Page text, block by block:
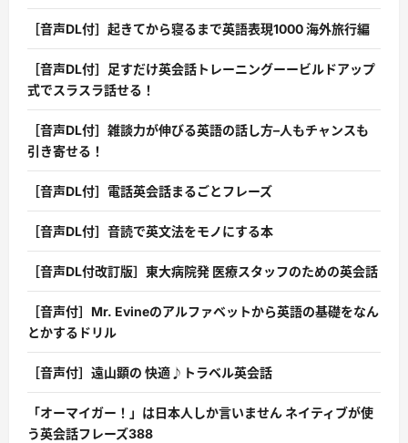
［音声DL付］起きてから寝るまで英語表現1000 海外旅行編
［音声DL付］足すだけ英会話トレーニングーービルドアップ
式でスラスラ話せる！
［音声DL付］雑談力が伸びる英語の話し方–人もチャンスも
引き寄せる！
［音声DL付］電話英会話まるごとフレーズ
［音声DL付］音読で英文法をモノにする本
［音声DL付改訂版］東大病院発 医療スタッフのための英会話
［音声付］Mr. Evineのアルファベットから英語の基礎をなん
とかするドリル
［音声付］遠山顕の 快適♪トラベル英会話
「オーマイガー！」は日本人しか言いません ネイティブが使
う英会話フレーズ388